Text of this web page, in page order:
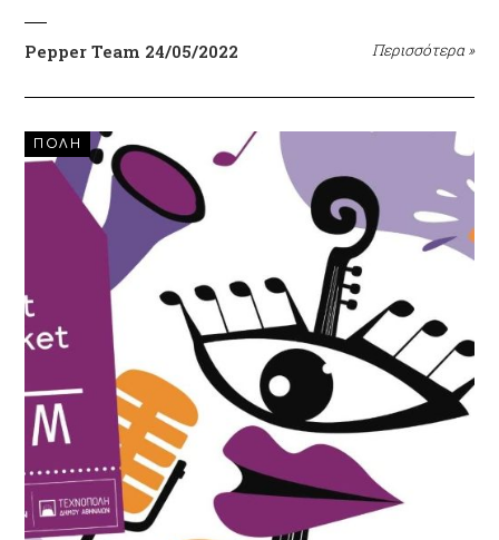
Pepper Team 24/05/2022 Περισσότερα »
ΠΟΛΗ